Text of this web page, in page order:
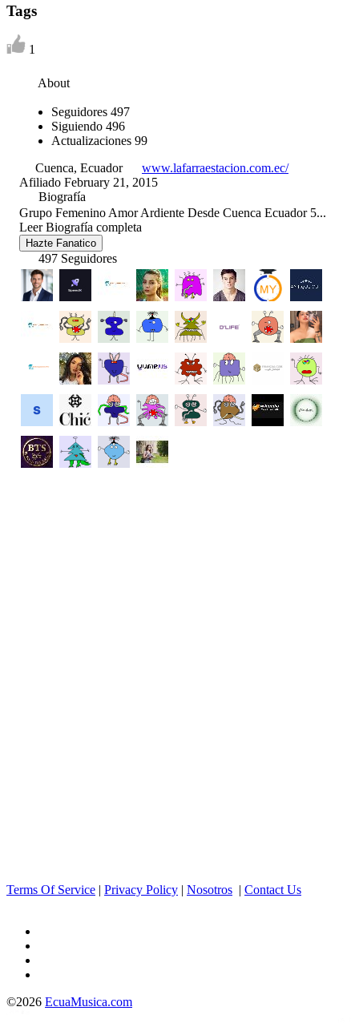
Tags
1
About
Seguidores 497
Siguiendo 496
Actualizaciones 99
Cuenca, Ecuador
www.lafarraestacion.com.ec/
Afiliado February 21, 2015
Biografía
Grupo Femenino Amor Ardiente Desde Cuenca Ecuador 5...
Leer Biografía completa
Hazte Fanatico
497 Seguidores
Terms Of Service | Privacy Policy | Nosotros | Contact Us
©2026 EcuaMusica.com